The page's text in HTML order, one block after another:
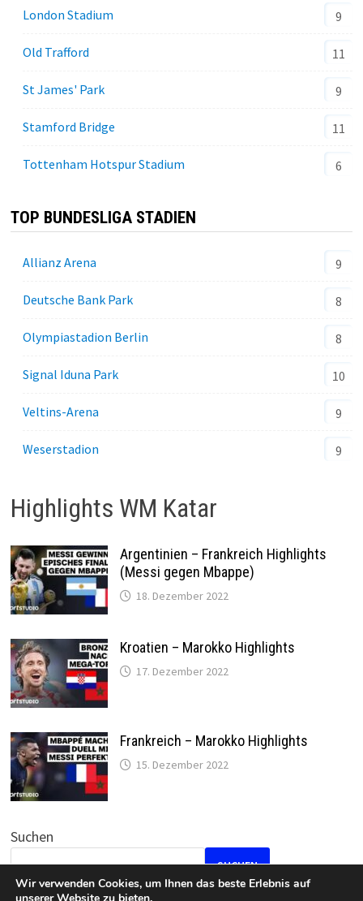
London Stadium 9
Old Trafford 11
St James' Park 9
Stamford Bridge 11
Tottenham Hotspur Stadium 6
TOP BUNDESLIGA STADIEN
Allianz Arena 9
Deutsche Bank Park 8
Olympiastadion Berlin 8
Signal Iduna Park 10
Veltins-Arena 9
Weserstadion 9
Highlights WM Katar
Argentinien – Frankreich Highlights
(Messi gegen Mbappe)
18. Dezember 2022
Kroatien – Marokko Highlights
17. Dezember 2022
Frankreich – Marokko Highlights
15. Dezember 2022
Suchen
SUCHEN
Wir verwenden Cookies, um Ihnen das beste Erlebnis auf